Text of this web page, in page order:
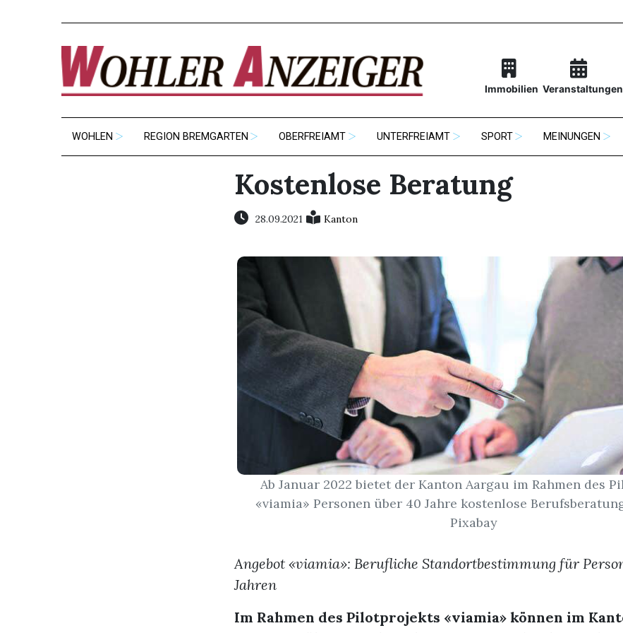
Immobilien Veranstaltungen
WOHLEN REGION BREMGARTEN OBERFREIAMT UNTERFREIAMT SPORT MEINUNGEN
Kostenlose Beratung
28.09.2021 Kanton
Ab Januar 2022 bietet der Kanton Aargau im Rahmen des
«viamia» Personen über 40 Jahre kostenlose
Pixabay
Angebot «viamia»: Berufliche Standortbestimmung für
Jahren
Im Rahmen des Pilotprojekts «viamia» können im